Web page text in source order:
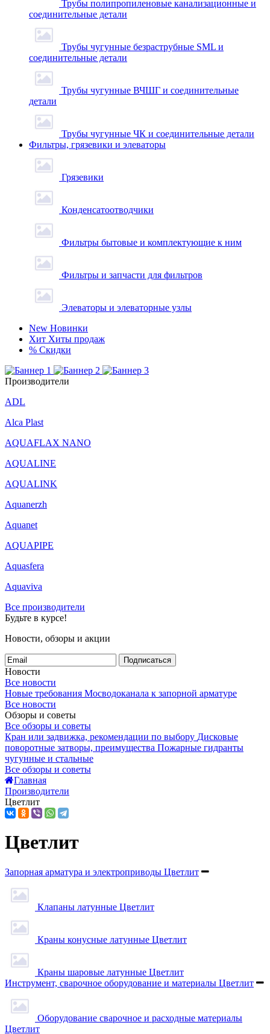
Трубы полипропиленовые канализационные и
соединительные детали
Трубы чугунные безраструбные SML и
соединительные детали
Трубы чугунные ВЧШГ и соединительные
детали
Трубы чугунные ЧК и соединительные детали
Фильтры, грязевики и элеваторы
Грязевики
Конденсатоотводчики
Фильтры бытовые и комплектующие к ним
Фильтры и запчасти для фильтров
Элеваторы и элеваторные узлы
New Новинки
Хит Хиты продаж
% Скидки
Производители
ADL
Alca Plast
AQUAFLAX NANO
AQUALINE
AQUALINK
Aquanerzh
Aquanet
AQUAPIPE
Aquasfera
Aquaviva
Все производители
Будьте в курсе!
Новости, обзоры и акции
Подписаться
Новости
Все новости
Новые требования Мосводоканала к запорной арматуре
Все новости
Обзоры и советы
Все обзоры и советы
Кран или задвижка, рекомендации по выбору Дисковые
поворотные затворы, преимущества Пожарные гидранты
чугунные и стальные
Все обзоры и советы
Главная
Производители
Цветлит
Цветлит
Запорная арматура и электроприводы Цветлит
Клапаны латунные Цветлит
Краны конусные латунные Цветлит
Краны шаровые латунные Цветлит
Инструмент, сварочное оборудование и материалы Цветлит
Оборудование сварочное и расходные материалы
Цветлит